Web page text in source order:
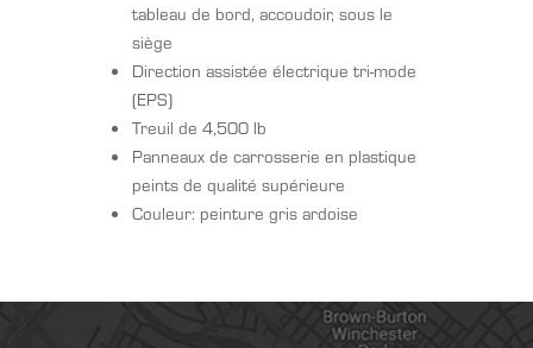
tableau de bord, accoudoir, sous le
siège
Direction assistée électrique tri-mode
(EPS)
Treuil de 4,500 lb
Panneaux de carrosserie en plastique
peints de qualité supérieure
Couleur: peinture gris ardoise